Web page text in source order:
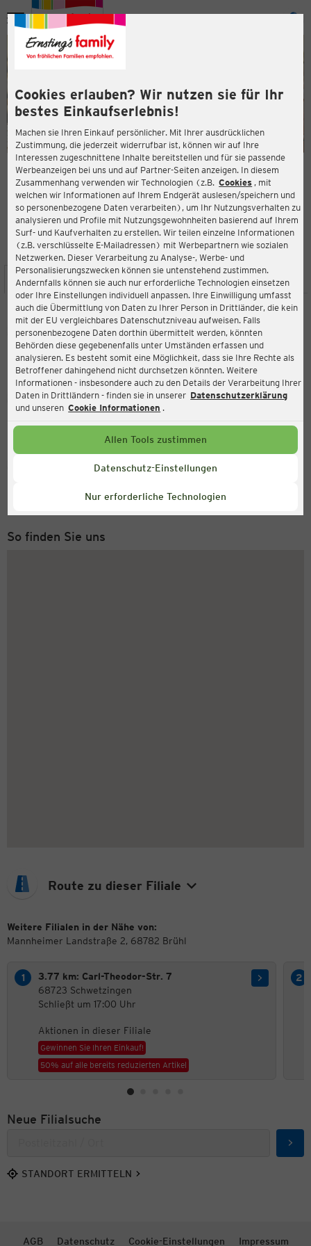
Cookies erlauben? Wir nutzen sie für Ihr
bestes Einkaufserlebnis!
Machen sie Ihren Einkauf persönlicher. Mit Ihrer ausdrücklichen
Zustimmung, die jederzeit widerrufbar ist, können wir auf Ihre
Interessen zugeschnittene Inhalte bereitstellen und für sie passende
Werbeanzeigen bei uns und auf Partner-Seiten anzeigen. In diesem
Zusammenhang verwenden wir Technologien (z.B. Cookies , mit
welchen wir Informationen auf Ihrem Endgerät auslesen/speichern und
so personenbezogene Daten verarbeiten), um Ihr Nutzungsverhalten zu
analysieren und Profile mit Nutzungsgewohnheiten basierend auf Ihrem
Surf- und Kaufverhalten zu erstellen. Wir teilen einzelne Informationen
(z.B. verschlüsselte E-Mailadressen) mit Werbepartnern wie sozialen
Netzwerken. Dieser Verarbeitung zu Analyse-, Werbe- und
Personalisierungszwecken können sie untenstehend zustimmen.
Andernfalls können sie auch nur erforderliche Technologien einsetzen
oder Ihre Einstellungen individuell anpassen. Ihre Einwilligung umfasst
auch die Übermittlung von Daten zu Ihrer Person in Drittländer, die kein
mit der EU vergleichbares Datenschutzniveau aufweisen. Falls
personenbezogene Daten dorthin übermittelt werden, könnten
Behörden diese gegebenenfalls unter Umständen erfassen und
analysieren. Es besteht somit eine Möglichkeit, dass sie Ihre Rechte als
Betroffener dahingehend nicht durchsetzen könnten. Weitere
Informationen - insbesondere auch zu den Details der Verarbeitung Ihrer
Daten in Drittländern - finden sie in unserer Datenschutzerklärung
und unseren Cookie Informationen .
Allen Tools zustimmen
Datenschutz-Einstellungen
Nur erforderliche Technologien
Menü
ERNSTING'S FAMILY FILIALE
Mannheimer Landstraße 2
68782 Brühl
4,1
Bewertung:
STANDORT SERVICES SORTIMENT AKTIONEN
Ernsting's family
Mannheimer Landstraße 2, 68782 Brühl
Aktuell:
Geöffnet
Service Hotline
Montag bis Freitag 8-18 Uhr
So finden Sie uns
Route zu dieser Filiale
Weitere Filialen in der Nähe von:
Mannheimer Landstraße 2, 68782 Brühl
3.77 km: Carl-Theodor-Str. 7
68723 Schwetzingen
Schließt um 17:00 Uhr
Aktionen in dieser Filiale
Gewinnen Sie Ihren Einkauf!
50% auf alle bereits reduzierten Artikel
Neue Filialsuche
STANDORT ERMITTELN
AGB Datenschutz Cookie-Einstellungen Impressum